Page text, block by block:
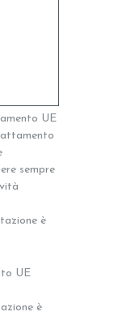
UE
sempre
è
UE
è